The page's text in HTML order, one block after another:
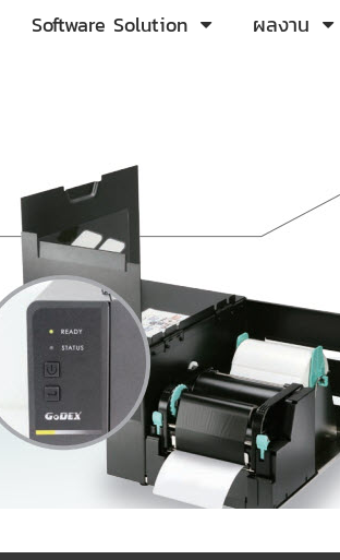
Software Solution ผลงาน